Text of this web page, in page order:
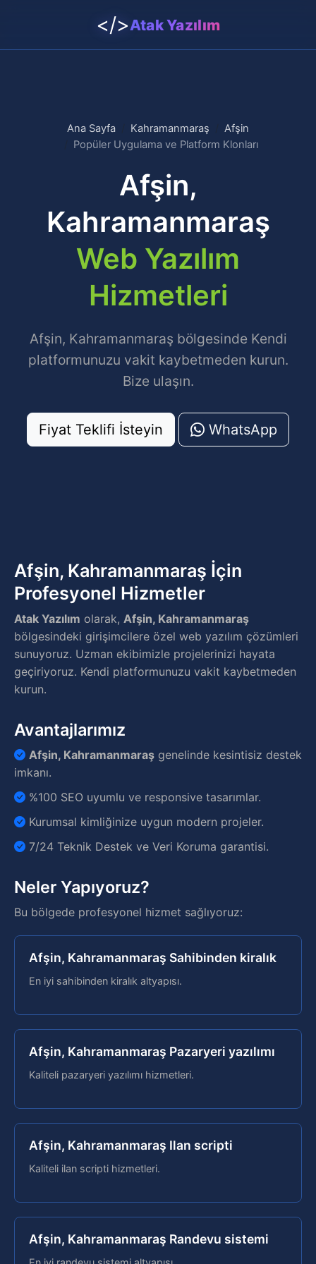
</>Atak Yazılım
Ana Sayfa Kahramanmaraş
Afşin
Popüler Uygulama ve Platform Klonları
Afşin,
Kahramanmaraş
Web Yazılım
Hizmetleri
Afşin, Kahramanmaraş bölgesinde Kendi
platformunuzu vakit kaybetmeden kurun.
Bize ulaşın.
Fiyat Teklifi İsteyin WhatsApp
Afşin, Kahramanmaraş İçin
Profesyonel Hizmetler
Atak Yazılım olarak, Afşin, Kahramanmaraş
bölgesindeki girişimcilere özel web yazılım çözümleri
sunuyoruz. Uzman ekibimizle projelerinizi hayata
geçiriyoruz. Kendi platformunuzu vakit kaybetmeden
kurun.
Avantajlarımız
Afşin, Kahramanmaraş genelinde kesintisiz destek
imkanı.
%100 SEO uyumlu ve responsive tasarımlar.
Kurumsal kimliğinize uygun modern projeler.
7/24 Teknik Destek ve Veri Koruma garantisi.
Neler Yapıyoruz?
Bu bölgede profesyonel hizmet sağlıyoruz:
Afşin, Kahramanmaraş Sahibinden kiralık
En iyi sahibinden kiralık altyapısı.
Afşin, Kahramanmaraş Pazaryeri yazılımı
Kaliteli pazaryeri yazılımı hizmetleri.
Afşin, Kahramanmaraş Ilan scripti
Kaliteli ilan scripti hizmetleri.
Afşin, Kahramanmaraş Randevu sistemi